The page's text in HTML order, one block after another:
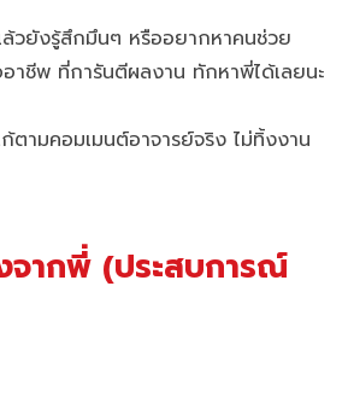
วยังรู้สึกมึนๆ หรืออยากหาคนช่วย
าชีพ ที่การันตีผลงาน ทักหาพี่ได้เลยนะ
ามคอมเมนต์อาจารย์จริง ไม่ทิ้งงาน
จากพี่ (ประสบการณ์